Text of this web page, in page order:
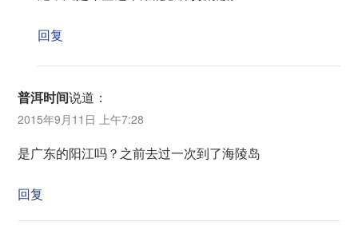
回复
普洱时间说道：
2015年9月11日 上午7:28
是广东的阳江吗？之前去过一次到了海陵岛
回复